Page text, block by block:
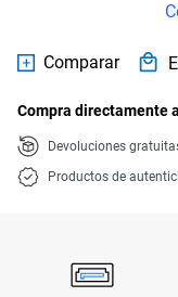
Comparar
Compra directamente
Devoluciones
Productos de